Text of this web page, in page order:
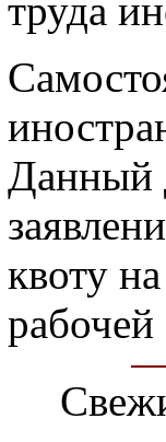
труда
Данный
квоту